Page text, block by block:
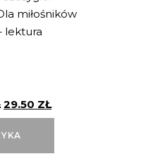
miłośników
lektura
29.50 ZŁ